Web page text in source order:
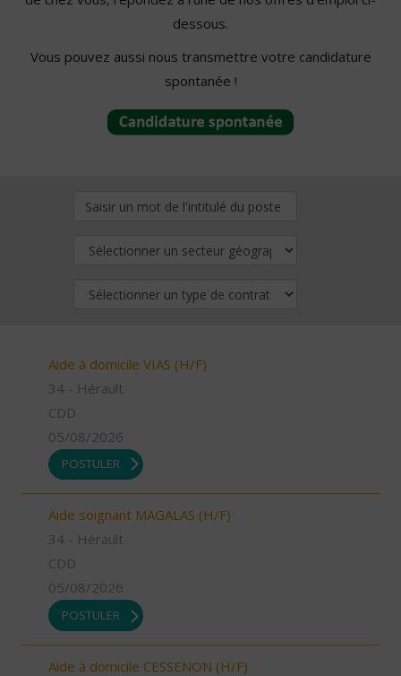
dessous.
Vous pouvez aussi nous transmettre votre candidature
spontanée !
Aide à domicile VIAS (H/F)
34 - Hérault
CDD
05/08/2026
POSTULER
Aide soignant MAGALAS (H/F)
34 - Hérault
CDD
05/08/2026
POSTULER
Aide à domicile CESSENON (H/F)